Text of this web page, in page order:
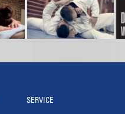
SERVICE